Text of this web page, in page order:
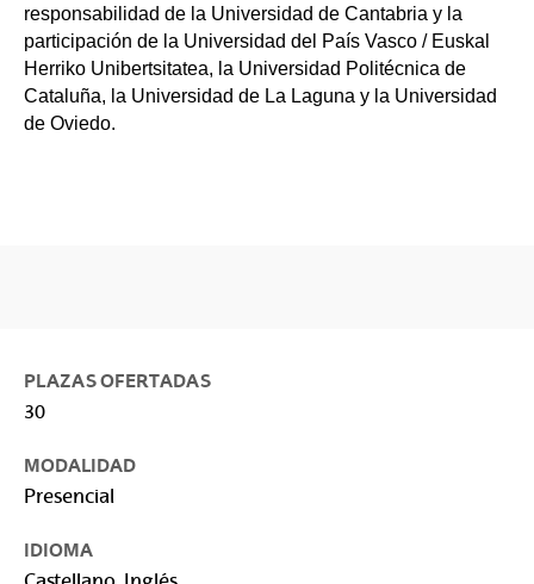
responsabilidad de la Universidad de Cantabria y la
participación de la Universidad del País Vasco / Euskal
Herriko Unibertsitatea, la Universidad Politécnica de
Cataluña, la Universidad de La Laguna y la Universidad
de Oviedo.
PLAZAS OFERTADAS
30
MODALIDAD
Presencial
IDIOMA